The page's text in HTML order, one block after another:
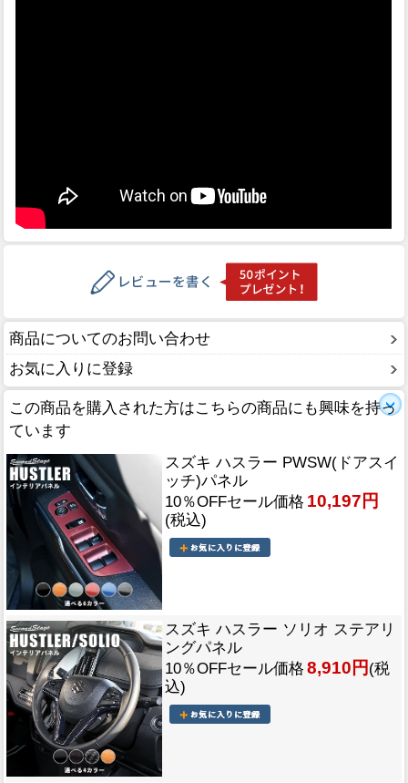
商品についてのお問い合わせ
お気に入りに登録
この商品を購入された方はこちらの商品にも興味を持っ
ています
スズキ ハスラー PWSW(ドアスイ
ッチ)パネル
10％OFFセール価格 10,197円
(税込)
スズキ ハスラー ソリオ ステアリ
ングパネル
10％OFFセール価格 8,910円 (税
込)